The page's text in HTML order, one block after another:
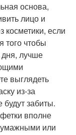
основа,
лицо и
косметики, если
того чтобы
дня, лучше
выглядеть
из-за
забиты.
вполне
или